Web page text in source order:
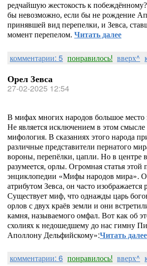
редчайшую жестокость к
бы невозможно, если бы не рождение
принявшей вид перепелки, и Зевса,
момент перепелом. Читать далее
комментарии: 5 понравилось! вверх^
Орел Зевса
27-02-2025 12:54
В мифах многих народов большое
Не является исключением в этом смысле
мифология. В сказаниях этого народа
различные представители пернатого
вороны, перепёлки, цапли. Но в центре
разумеется, орлы. Огромная статья
энциклопедии «Мифы народов мира».
атрибутом Зевса, он часто
Существует миф, что однажды царь
орлов с двух краёв земли и они
камня, называемого омфал. Вот как об
схолиях к недошедшему до нас гимну
Аполлону Дельфийскому»:Читать далее
комментарии: 6 понравилось! вверх^